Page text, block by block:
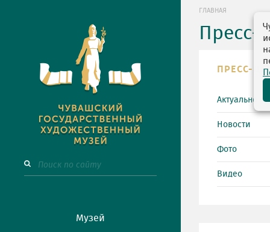
Музей
ГЛАВНАЯ
Пресс-
ПРЕСС-
Актуально
Новости
Фото
Видео